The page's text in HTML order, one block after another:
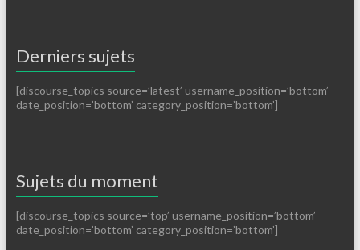
Derniers sujets
[discourse_topics source=’latest’ username_position=’bottom’
date_position=’bottom’ category_position=’bottom’]
Sujets du moment
[discourse_topics source=’top’ username_position=’bottom’
date_position=’bottom’ category_position=’bottom’]